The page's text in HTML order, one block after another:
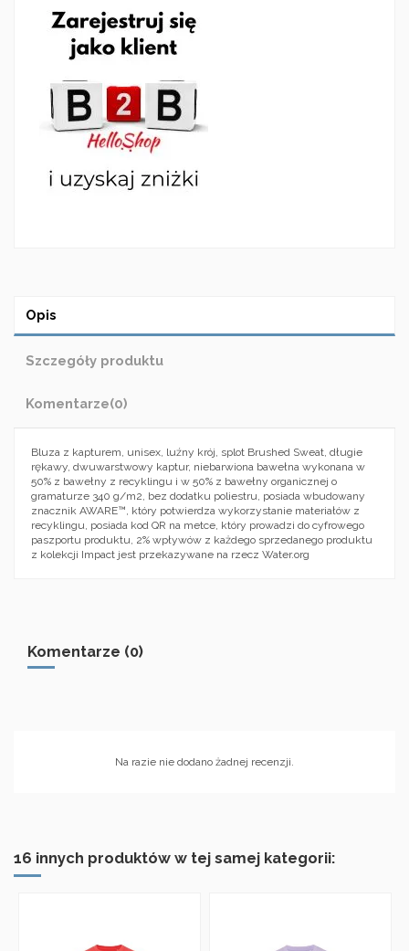
Opis
Szczegóły produktu
Komentarze(0)
Bluza z kapturem, unisex, luźny krój, splot Brushed Sweat, długie
rękawy, dwuwarstwowy kaptur, niebarwiona bawełna wykonana w
50% z bawełny z recyklingu i w 50% z bawełny organicznej o
gramaturze 340 g/m2, bez dodatku poliestru, posiada wbudowany
znacznik AWARE™, który potwierdza wykorzystanie materiałów z
recyklingu, posiada kod QR na metce, który prowadzi do cyfrowego
paszportu produktu, 2% wpływów z każdego sprzedanego produktu
z kolekcji Impact jest przekazywane na rzecz Water.org
Komentarze (0)
Na razie nie dodano żadnej recenzji.
16 innych produktów w tej samej kategorii: